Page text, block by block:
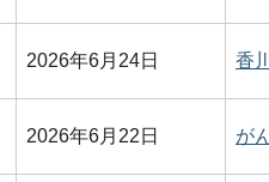
2026年6月24日 香
2026年6月22日 が